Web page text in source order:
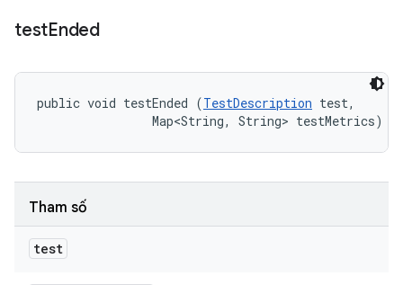
testEnded
public void testEnded (TestDescription test,
                Map<String, String> testMetrics)
Tham số
test